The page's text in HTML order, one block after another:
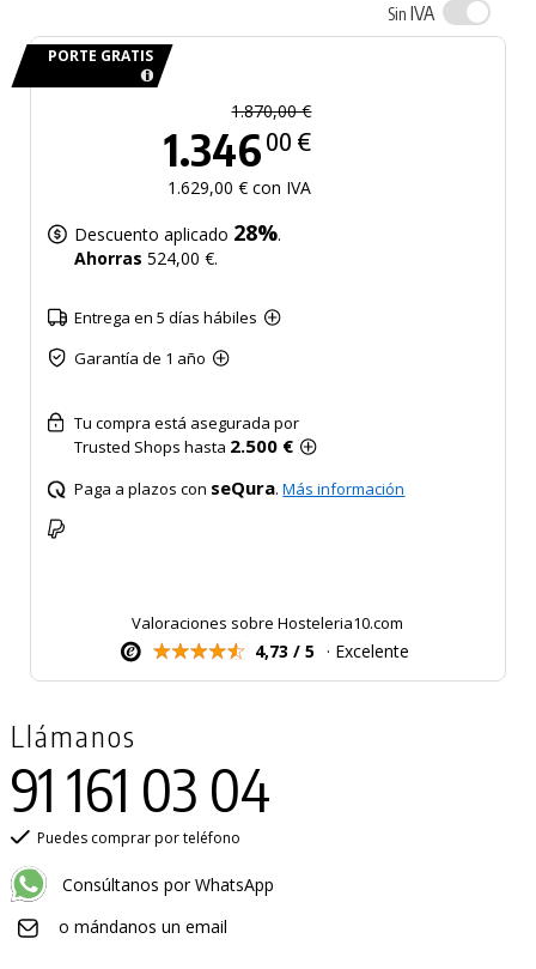
Sin IVA
PORTE GRATIS
1.870,00 €
1.346 00 €
1.629,00 € con IVA
Descuento aplicado 28%.
Ahorras 524,00 €.
Entrega en 5 días hábiles
Garantía de 1 año
Tu compra está asegurada por
Trusted Shops hasta 2.500 €
Paga a plazos con seQura.Más información
Valoraciones sobre Hosteleria10.com
4,73 / 5 · Excelente
Llámanos
91 161 03 04
Puedes comprar por teléfono
Consúltanos por WhatsApp
o mándanos un email